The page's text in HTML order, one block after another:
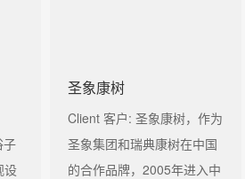
子
设
圣象康树
Client 客户: 圣象康树，作为
圣象集团和瑞典康树在中国
的合作品牌，2005年进入中